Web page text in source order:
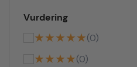
Vurdering
★★★★★(0)
★★★★(0)